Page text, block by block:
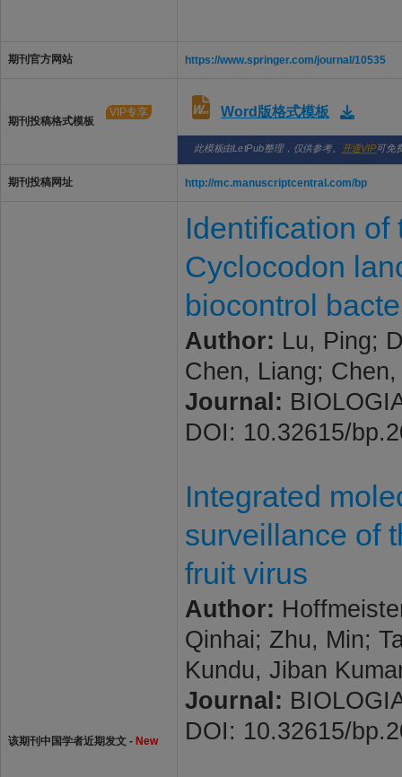
期刊官方网站 https://www.springer.com/journal/10535
期刊投稿格式模板
VIP专享 Word版格式模板
此模板由LetPub整理，仅供参考。 开通VIP可免
期刊投稿网址 http://mc.manuscriptcentral.com/bp
该期刊中国学者近期发文 - New
Identification of
Cyclocodon
biocontrol
Author: Lu, Ping;
Chen, Liang;
Journal:
DOI: 10.32615/
Integrated
surveillance of
fruit virus
Author:
Qinhai; Zhu, Min;
Kundu, Jiban
Journal:
DOI: 10.32615/